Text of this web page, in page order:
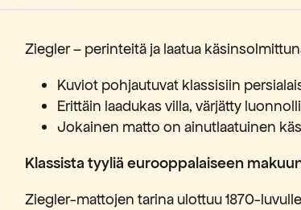
Ziegler – perinteitä ja laatua
Kuviot pohjautuvat klassisiin
Erittäin laadukas villa, värjätty
Jokainen matto on ainutlaatuinen
Klassista tyyliä eurooppalaiseen
Ziegler-mattojen tarina ulottuu 1870-